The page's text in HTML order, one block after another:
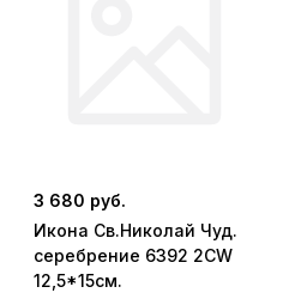
3 680 руб.
Икона Св.Николай Чуд.
серебрение 6392 2CW
12,5*15см.